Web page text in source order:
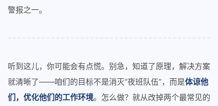
警报之一。
听到这儿，你可能会有点慌。别急，知道了原理，解决方案
就清晰了——咱们的目标不是消灭“夜班队伍”，而是体谅他
们，优化他们的工作环境。怎么做？就从改掉两个最常见的